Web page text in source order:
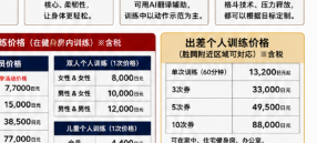
ーとして 個別トレー
で本当に
パーソナルトレーニ
ング
パーソナルトレーナー